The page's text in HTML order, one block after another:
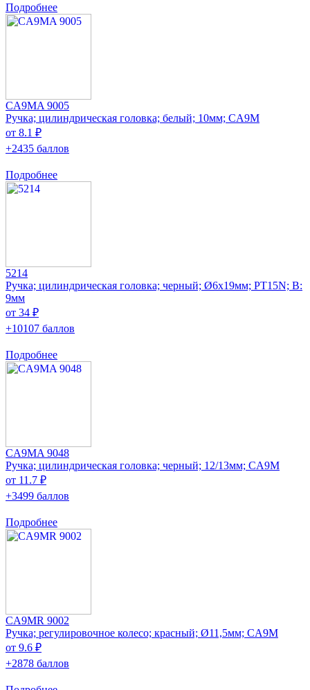
Подробнее
CA9MA 9005
Ручка; цилиндрическая головка; белый; 10мм; CA9M
от 8.1 ₽
+2435 баллов
Подробнее
5214
Ручка; цилиндрическая головка; черный; Ø6x19мм; PT15N; В:
9мм
от 34 ₽
+10107 баллов
Подробнее
CA9MA 9048
Ручка; цилиндрическая головка; черный; 12/13мм; CA9M
от 11.7 ₽
+3499 баллов
Подробнее
CA9MR 9002
Ручка; регулировочное колесо; красный; Ø11,5мм; CA9M
от 9.6 ₽
+2878 баллов